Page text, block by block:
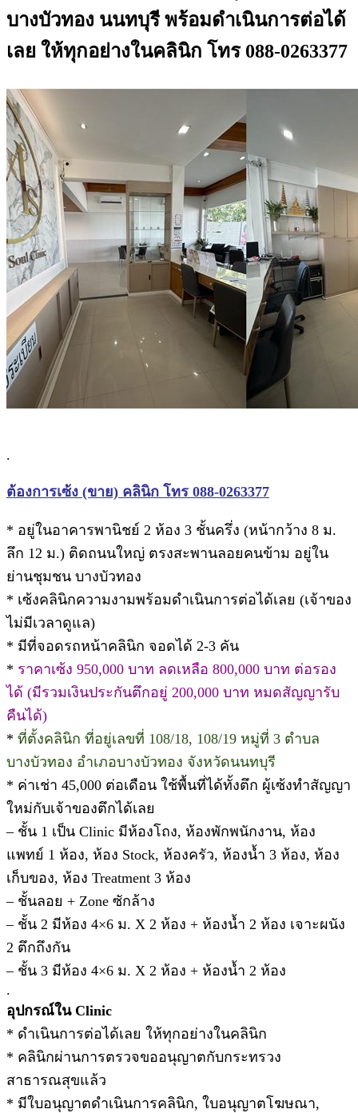
บางบัวทอง นนทบุรี พร้อมดำเนินการต่อได้
เลย ให้ทุกอย่างในคลินิก โทร 088-0263377
.
ต้องการเซ้ง (ขาย) คลินิก โทร 088-0263377
* อยู่ในอาคารพานิชย์ 2 ห้อง 3 ชั้นครึ่ง (หน้ากว้าง 8 ม.
ลึก 12 ม.) ติดถนนใหญ่ ตรงสะพานลอยคนข้าม อยู่ใน
ย่านชุมชน บางบัวทอง
* เซ้งคลินิกความงามพร้อมดำเนินการต่อได้เลย (เจ้าของ
ไม่มีเวลาดูแล)
* มีที่จอดรถหน้าคลินิก จอดได้ 2-3 คัน
* ราคาเซ้ง 950,000 บาท ลดเหลือ 800,000 บาท ต่อรอง
ได้ (มีรวมเงินประกันตึกอยู่ 200,000 บาท หมดสัญญารับ
คืนได้)
* ที่ตั้งคลินิก ที่อยู่เลขที่ 108/18, 108/19 หมู่ที่ 3 ตำบล
บางบัวทอง อำเภอบางบัวทอง จังหวัดนนทบุรี
* ค่าเช่า 45,000 ต่อเดือน ใช้พื้นที่ได้ทั้งตึก ผู้เซ้งทำสัญญา
ใหม่กับเจ้าของตึกได้เลย
– ชั้น 1 เป็น Clinic มีห้องโถง, ห้องพักพนักงาน, ห้อง
แพทย์ 1 ห้อง, ห้อง Stock, ห้องครัว, ห้องน้ำ 3 ห้อง, ห้อง
เก็บของ, ห้อง Treatment 3 ห้อง
– ชั้นลอย + Zone ซักล้าง
– ชั้น 2 มีห้อง 4×6 ม. X 2 ห้อง + ห้องน้ำ 2 ห้อง เจาะผนัง
2 ตึกถึงกัน
– ชั้น 3 มีห้อง 4×6 ม. X 2 ห้อง + ห้องน้ำ 2 ห้อง
.
อุปกรณ์ใน Clinic
* ดำเนินการต่อได้เลย ให้ทุกอย่างในคลินิก
* คลินิกผ่านการตรวจขออนุญาตกับกระทรวง
สาธารณสุขแล้ว
* มีใบอนุญาตดำเนินการคลินิก, ใบอนุญาตโฆษณา,